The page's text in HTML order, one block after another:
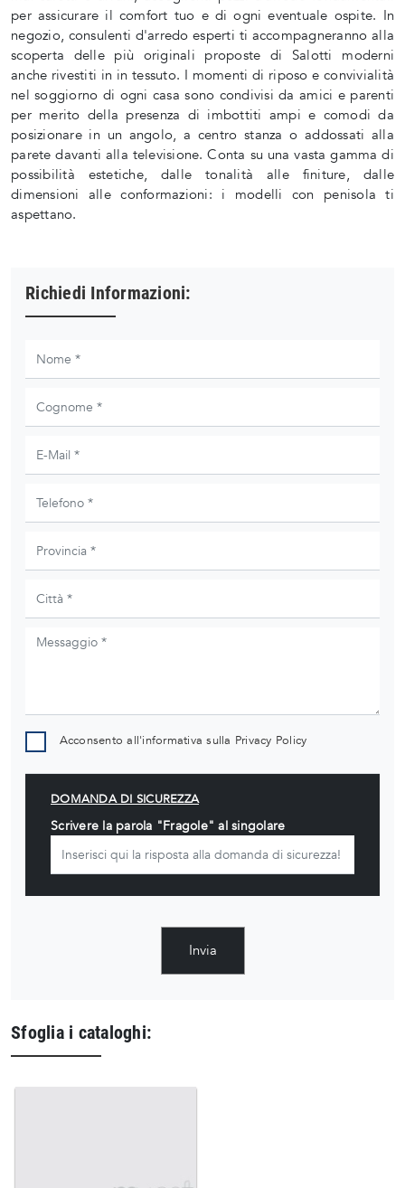
per assicurare il comfort tuo e di ogni eventuale ospite. In
negozio, consulenti d'arredo esperti ti accompagneranno alla
scoperta delle più originali proposte di Salotti moderni
anche rivestiti in in tessuto. I momenti di riposo e convivialità
nel soggiorno di ogni casa sono condivisi da amici e parenti
per merito della presenza di imbottiti ampi e comodi da
posizionare in un angolo, a centro stanza o addossati alla
parete davanti alla televisione. Conta su una vasta gamma di
possibilità estetiche, dalle tonalità alle finiture, dalle
dimensioni alle conformazioni: i modelli con penisola ti
aspettano.
Richiedi Informazioni:
Acconsento all'informativa sulla Privacy Policy
DOMANDA DI SICUREZZA
Scrivere la parola "Fragole" al singolare
Invia
Sfoglia i cataloghi: